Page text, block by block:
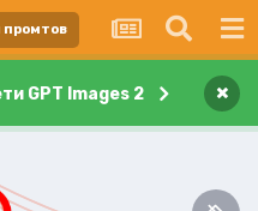
промтов
GPT Images 2 ×